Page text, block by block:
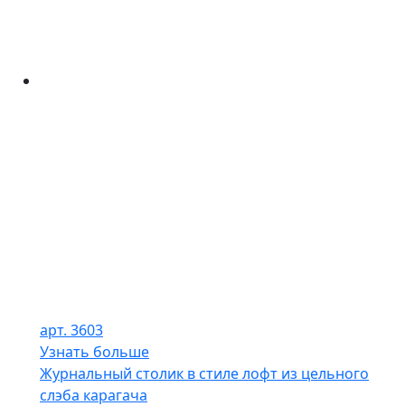
арт. 3603
Узнать больше
Журнальный столик в стиле лофт из цельного
слэба карагача